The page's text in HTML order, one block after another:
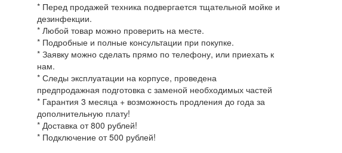
* Перед продажей техника подвергается тщательной мойке и
дезинфекции.
* Любой товар можно проверить на месте.
* Подробные и полные консультации при покупке.
* Заявку можно сделать прямо по телефону, или приехать к
нам.
* Следы эксплуатации на корпусе, проведена
предпродажная подготовка с заменой необходимых частей
* Гарантия 3 месяца + возможность продления до года за
дополнительную плату!
* Доставка от 800 рублей!
* Подключение от 500 рублей!